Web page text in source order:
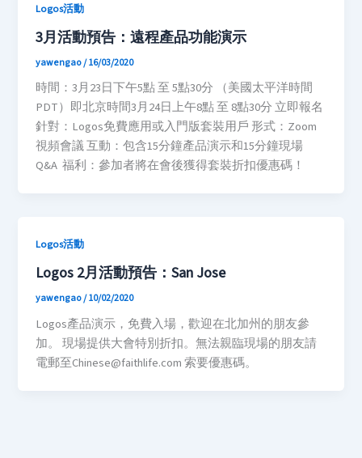
Logos活動
3月活動預告：遠程產品功能演示
yawengao/16/03/2020
時間：3月23日下午5點 至 5點30分 （美國太平洋時間
PDT）即北京時間3月24日上午8點 至 8點30分 立即報名
針對：Logos免費應用或入門版套裝用戶 形式：Zoom
視頻會議 互動：包含15分鐘產品演示和15分鐘現場
Q&A 福利：參加者將在會後獲得套裝折扣優惠碼！
Logos活動
Logos 2月活動預告：San Jose
yawengao/10/02/2020
Logos產品演示，免費入場，歡迎在北加州的朋友參
加。 現場提供大會特別折扣。無法親臨現場的朋友請
電郵至Chinese@faithlife.com 索要優惠碼。